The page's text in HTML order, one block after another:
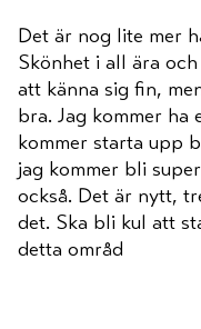
Det är nog lite mer
Skönhet i all ära
att känna sig fin,
bra. Jag kommer ha
kommer starta upp
jag kommer bli
också. Det är nytt,
det. Ska bli kul att
detta områd